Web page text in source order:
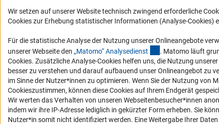
Wir setzen auf unserer Website technisch zwingend erforderliche
Cookies zur Erhebung statistischer Informationen (Analyse-Cookies)
Für die statistische Analyse der Nutzung unserer Onlineangebote
unserer Webseite den „Matomo“ Analysedienst (externer Link)
. Matomo läuft
Cookies. Zusätzliche Analyse-Cookies helfen uns, die Nutzung
besser zu verstehen und darauf aufbauend unser Onlineangebot zu
im Sinne der Nutzer*innen zu optimieren. Wenn Sie der Nutzung von
Cookieszustimmen, können diese Cookies auf Ihrem Endgerät
Wir werten das Verhalten von unseren Webseitenbesucher*innen
indem wir ihre IP-Adresse lediglich in gekürzter Form erheben. Sie
Nutzer*in somit nicht identifiziert werden. Eine Weitergabe Ihrer